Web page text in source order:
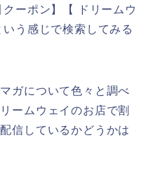
ーポン】【 ドリームウ
う感じで検索してみる
ガについて色々と調べ
ームウェイのお店で割
信しているかどうかは